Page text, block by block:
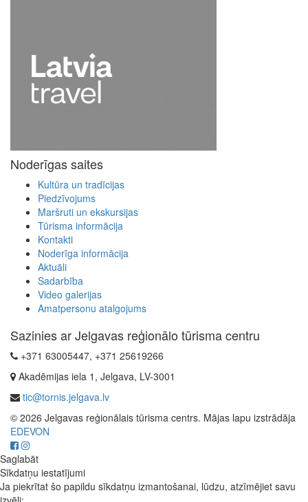
Noderīgas saites
Kultūra un tradīcijas
Piedzīvojums
Maršruti un ekskursijas
Tūrisma informācija
Kontakti
Noderīga informācija
Aktuāli
Sadarbība
Video galerijas
Amatpersonu atalgojums
Sazinies ar Jelgavas reģionālo tūrisma centru
+371 63005447, +371 25619266
Akadēmijas iela 1, Jelgava, LV-3001
tic@tornis.jelgava.lv
© 2026 Jelgavas reģionālais tūrisma centrs. Mājas lapu izstrādāja
EDEVON
Saglabāt
Sīkdatņu iestatījumi
Ja piekrītat šo papildu sīkdatņu izmantošanai, lūdzu, atzīmējiet savu